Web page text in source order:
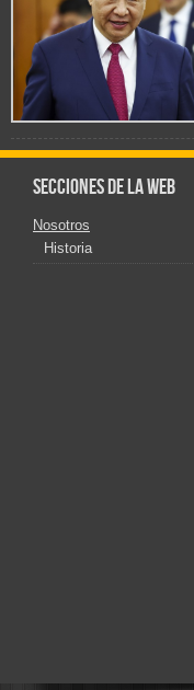
Secciones de la web
Nosotros
Historia